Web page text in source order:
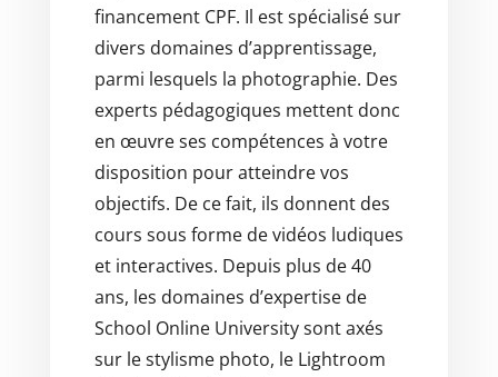
financement CPF. Il est spécialisé sur
divers domaines d’apprentissage,
parmi lesquels la photographie. Des
experts pédagogiques mettent donc
en œuvre ses compétences à votre
disposition pour atteindre vos
objectifs. De ce fait, ils donnent des
cours sous forme de vidéos ludiques
et interactives. Depuis plus de 40
ans, les domaines d’expertise de
School Online University sont axés
sur le stylisme photo, le Lightroom